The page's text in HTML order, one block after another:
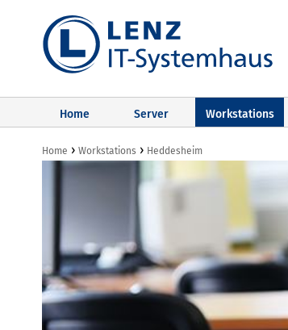
Home Server Workstations
Home › Workstations › Heddesheim